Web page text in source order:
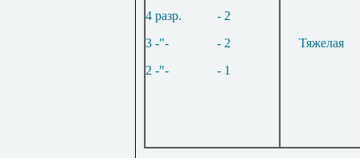
4 разр.
- 2
3 -"-
- 2
2 -"-
- 1
Тяжелая